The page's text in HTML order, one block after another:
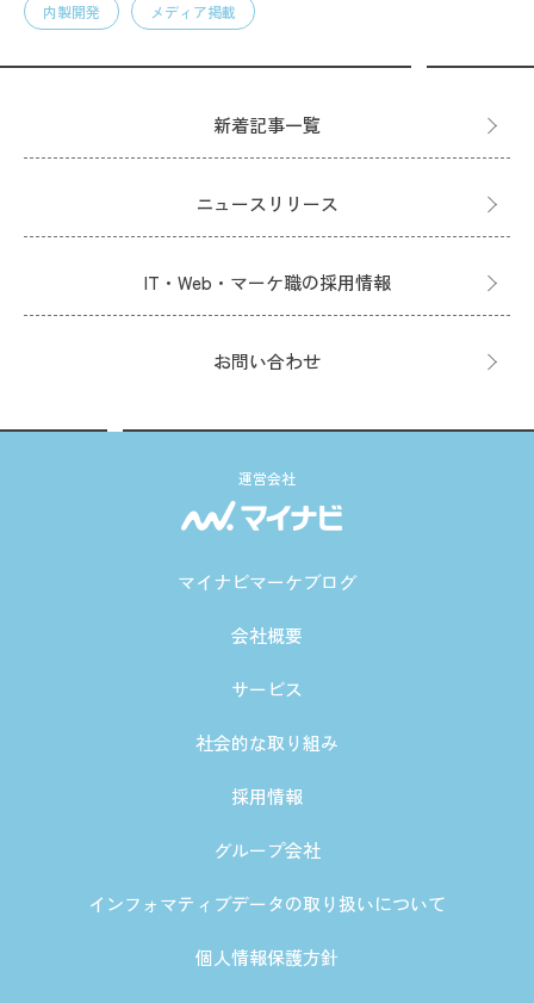
内製開発 メディア掲載
新着記事一覧
ニュースリリース
IT・Web・マーケ職の採用情報
お問い合わせ
運営会社
マイナビマーケブログ
会社概要
サービス
社会的な取り組み
採用情報
グループ会社
インフォマティブデータの取り扱いについて
個人情報保護方針